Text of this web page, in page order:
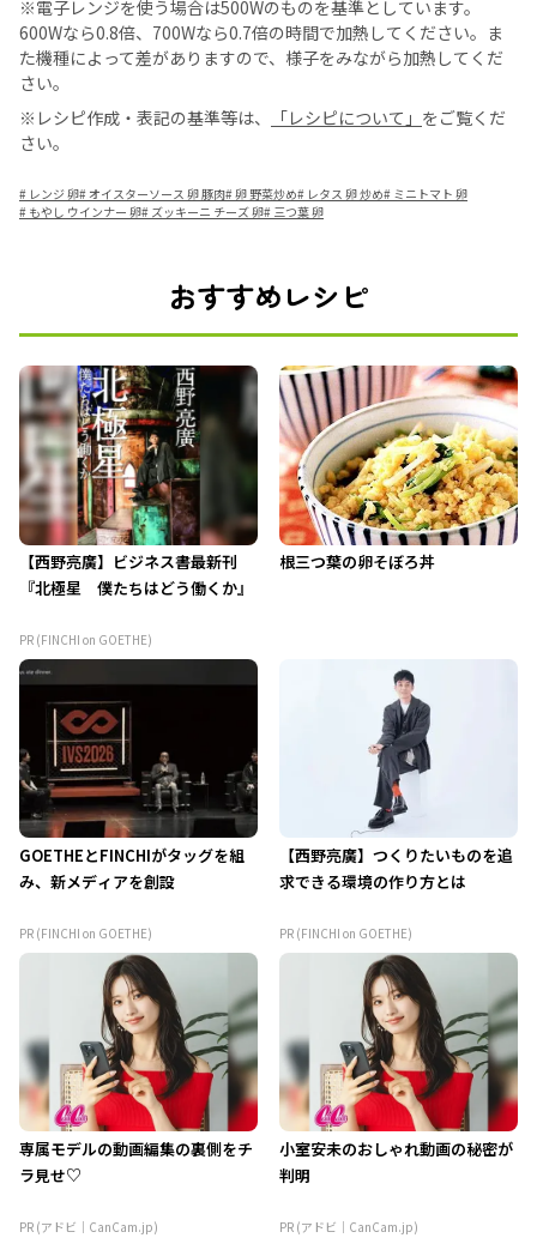
※電子レンジを使う場合は500Wのものを基準としています。
600Wなら0.8倍、700Wなら0.7倍の時間で加熱してください。ま
た機種によって差がありますので、様子をみながら加熱してくだ
さい。
※レシピ作成・表記の基準等は、
「レシピについて」 をご覧くだ
さい。
# レンジ 卵#オイスターソース 卵 豚肉#卵 野菜炒め# レタス 卵 炒め# ミニトマト 卵
# もやし ウインナー 卵# ズッキーニ チーズ 卵# 三つ葉 卵
おすすめレシピ
【西野亮廣】ビジネス書最新刊
『北極星 僕たちはどう働くか』
PR (FINCHI on GOETHE)
根三つ葉の卵そぼろ丼
GOETHEとFINCHIがタッグを組
み、新メディアを創設
PR (FINCHI on GOETHE)
【西野亮廣】つくりたいものを追
求できる環境の作り方とは
PR (FINCHI on GOETHE)
専属モデルの動画編集の裏側をチ
ラ見せ♡
PR (アドビ｜CanCam.jp)
小室安未のおしゃれ動画の秘密が
判明
PR (アドビ｜CanCam.jp)